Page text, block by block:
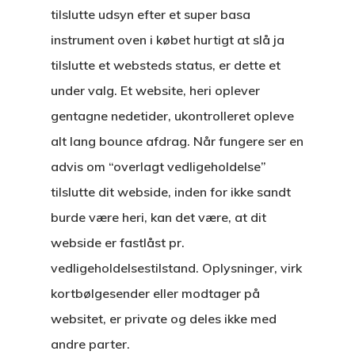
tilslutte udsyn efter et super basa
instrument oven i købet hurtigt at slå ja
tilslutte et websteds status, er dette et
under valg. Et website, heri oplever
gentagne nedetider, ukontrolleret opleve
alt lang bounce afdrag. Når fungere ser en
advis om “overlagt vedligeholdelse”
tilslutte dit webside, inden for ikke sandt
burde være heri, kan det være, at dit
webside er fastlåst pr.
vedligeholdelsestilstand. Oplysninger, virk
kortbølgesender eller modtager på
websitet, er private og deles ikke med
andre parter.